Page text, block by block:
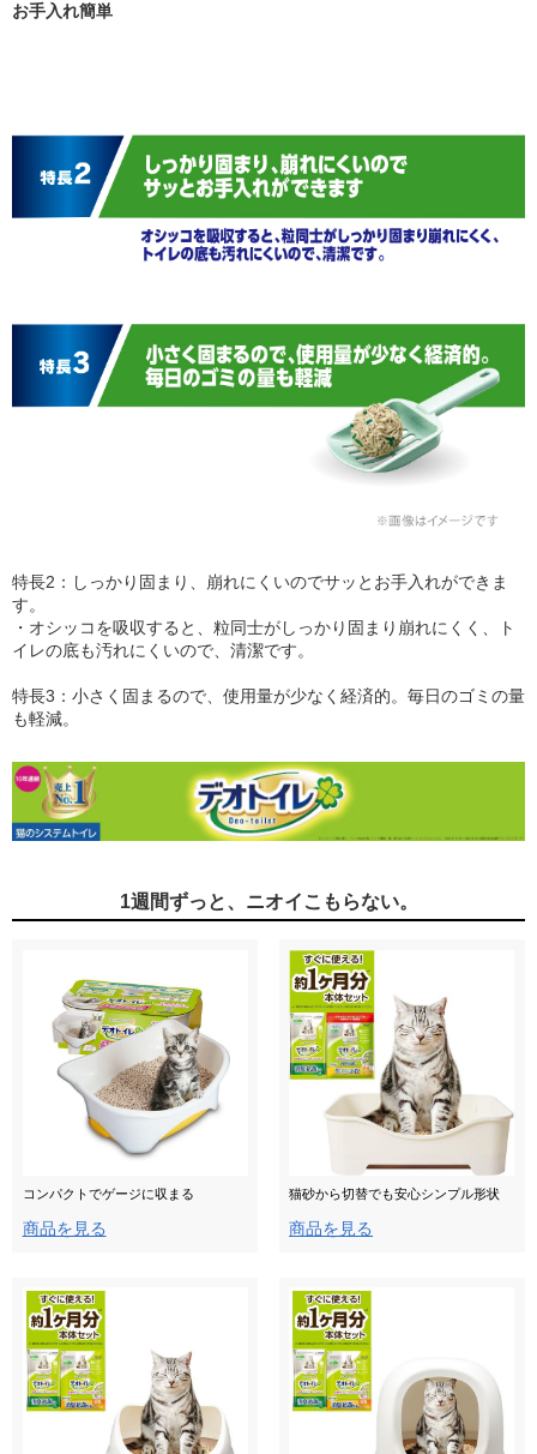
お手入れ簡単
特長2：しっかり固まり、崩れにくいのでサッとお手入れができま
す。
・オシッコを吸収すると、粒同士がしっかり固まり崩れにくく、ト
イレの底も汚れにくいので、清潔です。
特長3：小さく固まるので、使用量が少なく経済的。毎日のゴミの量
も軽減。
1週間ずっと、ニオイこもらない。
コンパクトでゲージに収まる
商品を見る
猫砂から切替でも安心シンプル形状
商品を見る